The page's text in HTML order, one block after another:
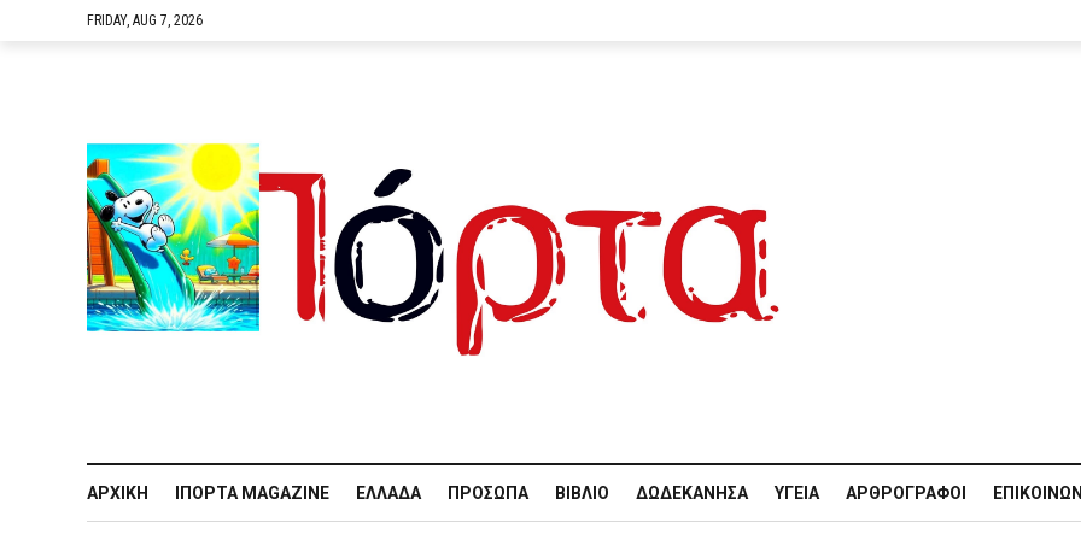
FRIDAY, AUG 7, 2026
ΑΡΧΙΚΉ IΠΌΡΤΑ MAGAZINE ΕΛΛΆΔΑ ΠΡΌΣΩΠΑ ΒΙΒΛΊΟ ΔΩΔΕΚΆΝΗΣΑ ΥΓΕΊΑ ΑΡΘΡΟΓΡΆΦΟΙ